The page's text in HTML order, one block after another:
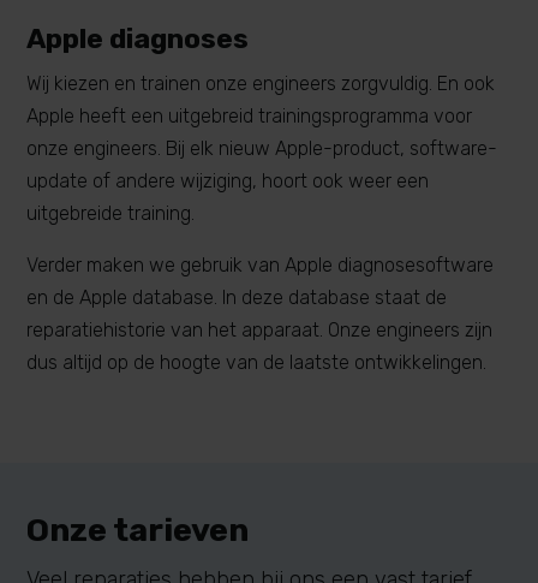
Apple diagnoses
Wij kiezen en trainen onze engineers zorgvuldig. En ook
Apple heeft een uitgebreid trainingsprogramma voor
onze engineers. Bij elk nieuw Apple-product, software-
update of andere wijziging, hoort ook weer een
uitgebreide training.
Verder maken we gebruik van Apple diagnosesoftware
en de Apple database. In deze database staat de
reparatiehistorie van het apparaat. Onze engineers zijn
dus altijd op de hoogte van de laatste ontwikkelingen.
Onze tarieven